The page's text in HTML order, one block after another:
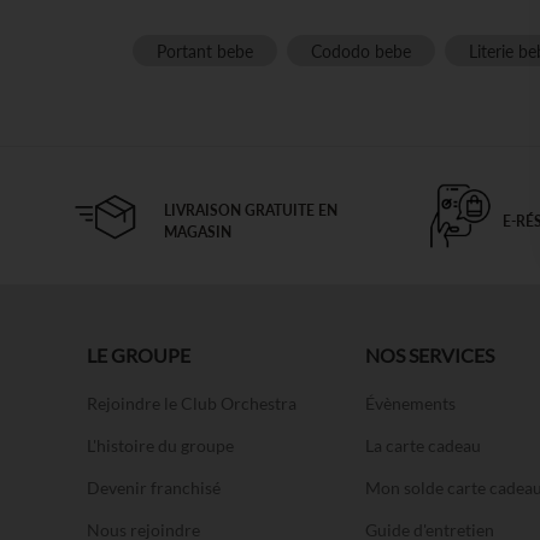
Portant bebe Cododo bebe Literie
LIVRAISON GRATUITE EN
MAGASIN
E-
LE GROUPE
Rejoindre le Club Orchestra
L'histoire du groupe
Devenir franchisé
Nous rejoindre
NOS SERVICES
Évènements
La carte cadeau
Mon solde carte cadeau
Guide d'entretien